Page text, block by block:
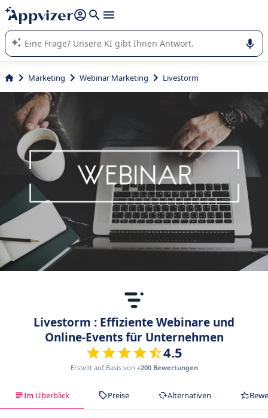
beantworten (mehrere Zeilen mit
Die KI von Appvizer führt Sie bei der Nutzung oder Auswahl
von SaaS-Software in Unternehmen.
Marketing Webinar Marketing Livestorm
Livestorm : Effiziente Webinare und
Online-Events für Unternehmen
4.5
Erstellt auf Basis von +200 Bewertungen
Im Überblick Preise Alternativen